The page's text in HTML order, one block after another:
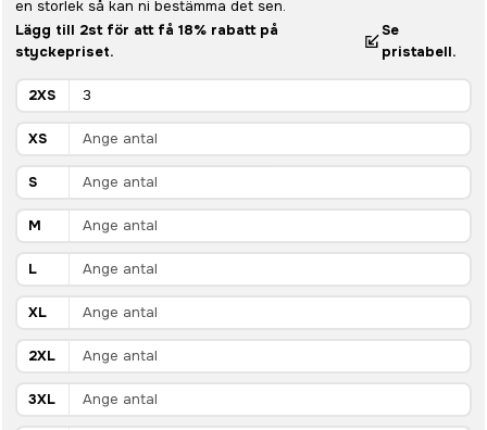
en storlek så kan ni bestämma det sen.
Lägg till 2st för att få 18% rabatt på
styckepriset.
Se
pristabell.
2XS
XS
S
M
L
XL
2XL
3XL